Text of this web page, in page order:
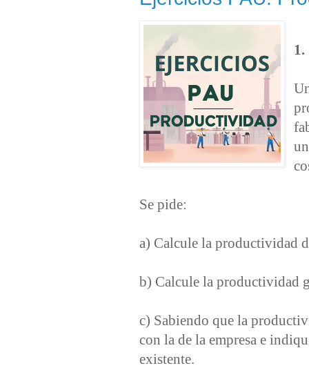
Se pide:
a) Calcule la productividad
b) Calcule la productividad
c) Sabiendo que la
con la de la empresa e
existente.